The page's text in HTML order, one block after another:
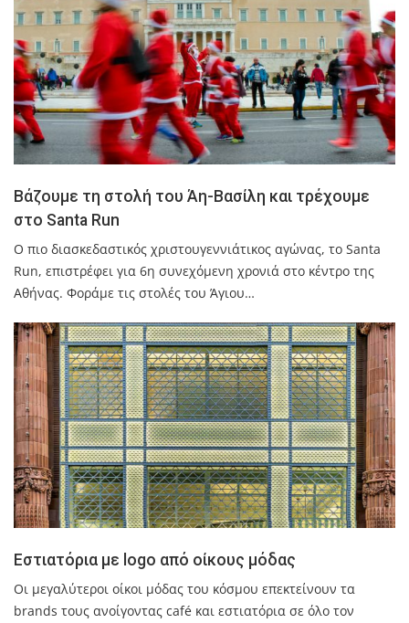
Βάζουμε τη στολή του Άη-Βασίλη και τρέχουμε
στο Santa Run
Ο πιο διασκεδαστικός χριστουγεννιάτικος αγώνας, το Santa
Run, επιστρέφει για 6η συνεχόμενη χρονιά στο κέντρο της
Αθήνας. Φοράμε τις στολές του Άγιου…
Εστιατόρια με logo από οίκους μόδας
Οι μεγαλύτεροι οίκοι μόδας του κόσμου επεκτείνουν τα
brands τους ανοίγοντας café και εστιατόρια σε όλο τον